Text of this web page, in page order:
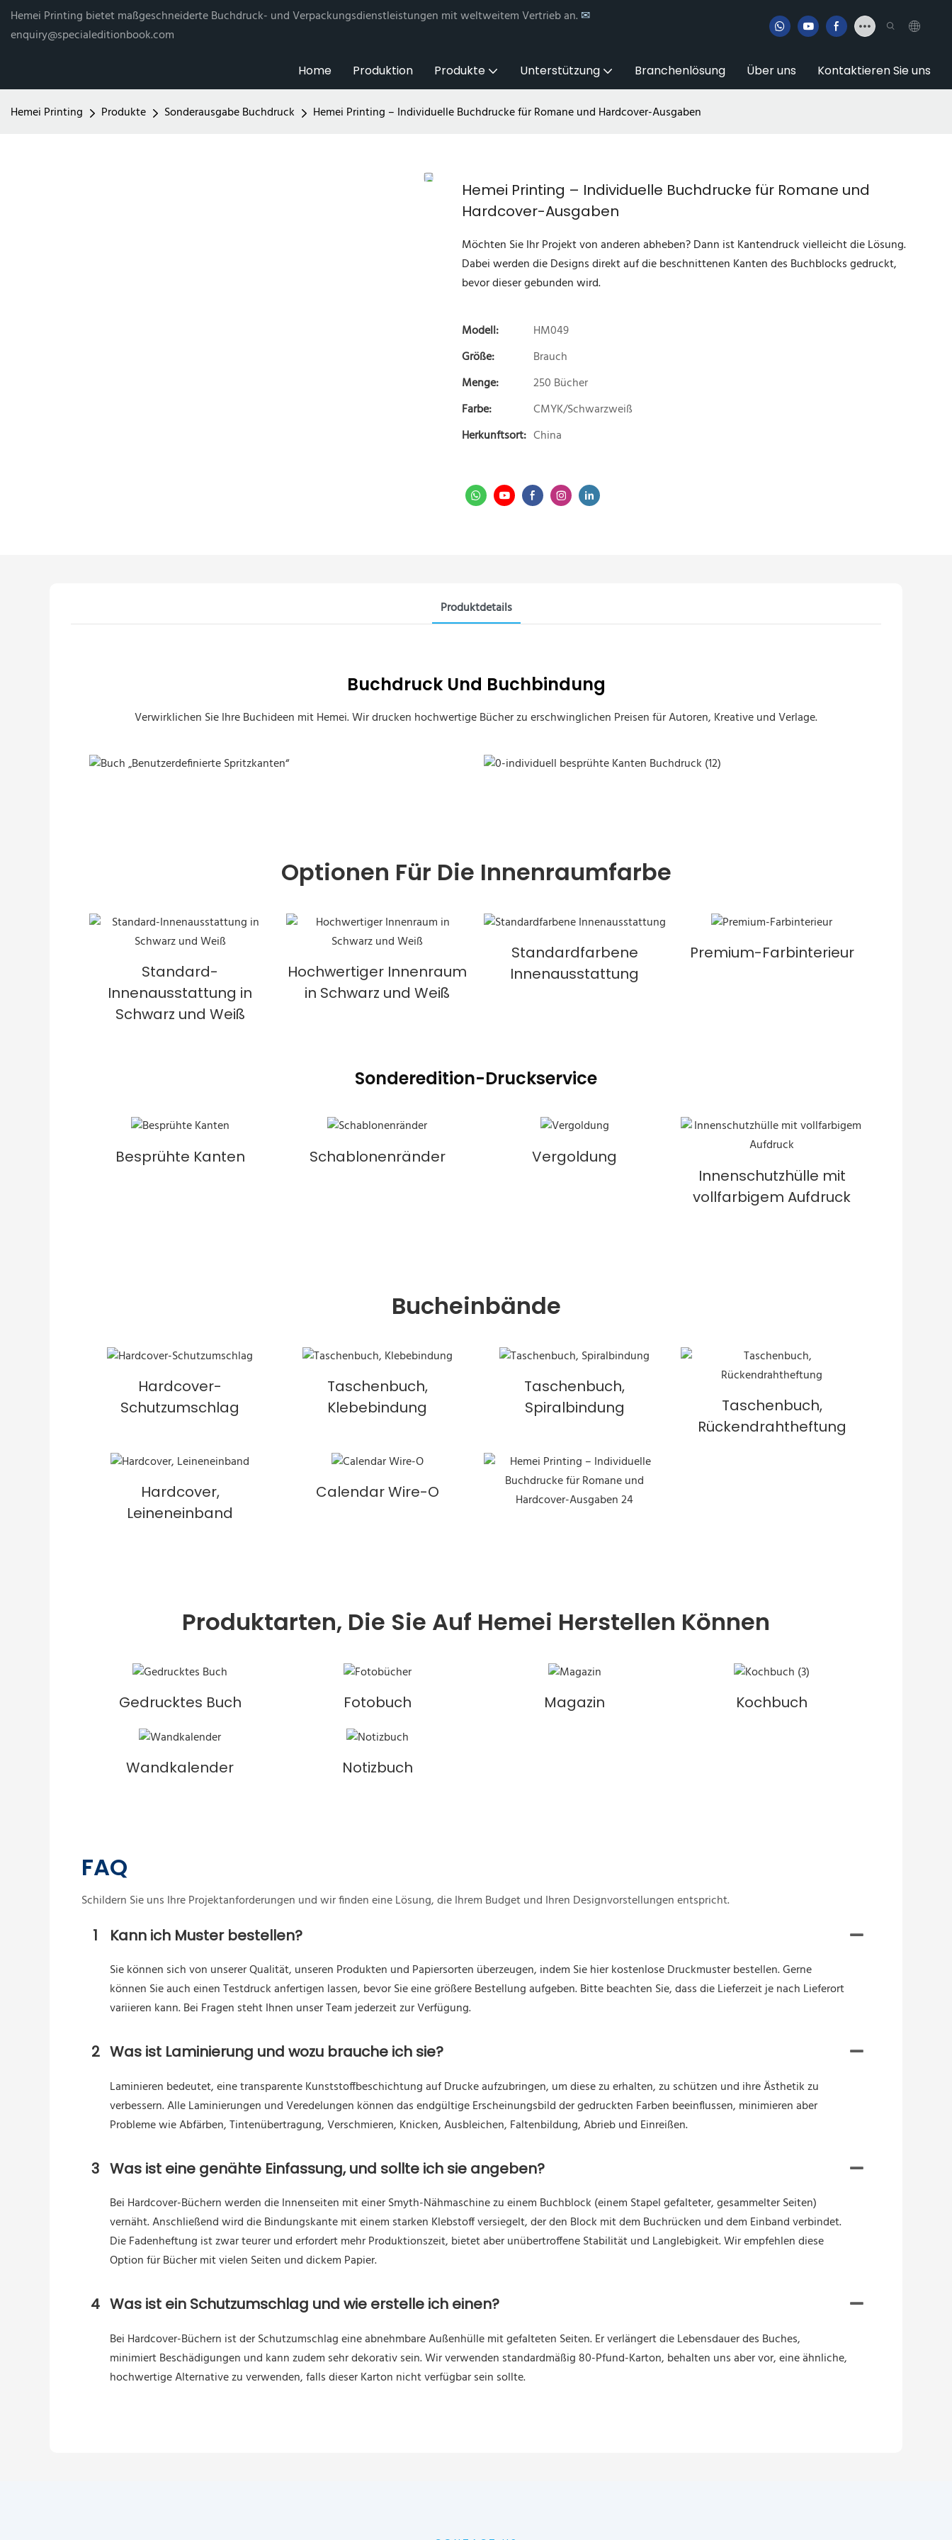
Hemei Printing bietet maßgeschneiderte Buchdruck- und Verpackungsdienstleistungen mit weltweitem Vertrieb an. ✉
enquiry@specialeditionbook.com
Home Produktion Produkte Unterstützung Branchenlösung Über uns Kontaktieren Sie uns
Hemei Printing Produkte Sonderausgabe Buchdruck Hemei Printing – Individuelle Buchdrucke für Romane und Hardcover-Ausgaben
Hemei Printing – Individuelle Buchdrucke für Romane und
Hardcover-Ausgaben
Möchten Sie Ihr Projekt von anderen abheben? Dann ist Kantendruck vielleicht die Lösung.
Dabei werden die Designs direkt auf die beschnittenen Kanten des Buchblocks gedruckt,
bevor dieser gebunden wird.
Modell:
HM049
Größe:
Brauch
Menge:
250 Bücher
Farbe:
CMYK/Schwarzweiß
Herkunftsort: China
Produktdetails
Buchdruck Und Buchbindung
Verwirklichen Sie Ihre Buchideen mit Hemei. Wir drucken hochwertige Bücher zu erschwinglichen Preisen für Autoren, Kreative und Verlage.
Optionen Für Die Innenraumfarbe
Standard-
Innenausstattung in
Schwarz und Weiß
Hochwertiger Innenraum
in Schwarz und Weiß
Standardfarbene
Innenausstattung
Premium-Farbinterieur
Sonderedition-Druckservice
Besprühte Kanten Schablonenränder
Vergoldung
Innenschutzhülle mit
vollfarbigem Aufdruck
Bucheinbände
Hardcover-
Schutzumschlag
Taschenbuch,
Klebebindung
Taschenbuch,
Spiralbindung
Taschenbuch,
Rückendrahtheftung
Hardcover,
Leineneinband
Calendar Wire-O
Produktarten, Die Sie Auf Hemei Herstellen Können
Gedrucktes Buch Fotobuch Magazin Kochbuch
Wandkalender Notizbuch
FAQ
Schildern Sie uns Ihre Projektanforderungen und wir finden eine Lösung, die Ihrem Budget und Ihren Designvorstellungen entspricht.
1 Kann ich Muster bestellen?
Sie können sich von unserer Qualität, unseren Produkten und Papiersorten überzeugen, indem Sie hier kostenlose Druckmuster bestellen. Gerne
können Sie auch einen Testdruck anfertigen lassen, bevor Sie eine größere Bestellung aufgeben. Bitte beachten Sie, dass die Lieferzeit je nach Lieferort
variieren kann. Bei Fragen steht Ihnen unser Team jederzeit zur Verfügung.
2 Was ist Laminierung und wozu brauche ich sie?
Laminieren bedeutet, eine transparente Kunststoffbeschichtung auf Drucke aufzubringen, um diese zu erhalten, zu schützen und ihre Ästhetik zu
verbessern. Alle Laminierungen und Veredelungen können das endgültige Erscheinungsbild der gedruckten Farben beeinflussen, minimieren aber
Probleme wie Abfärben, Tintenübertragung, Verschmieren, Knicken, Ausbleichen, Faltenbildung, Abrieb und Einreißen.
3 Was ist eine genähte Einfassung, und sollte ich sie angeben?
Bei Hardcover-Büchern werden die Innenseiten mit einer Smyth-Nähmaschine zu einem Buchblock (einem Stapel gefalteter, gesammelter Seiten)
vernäht. Anschließend wird die Bindungskante mit einem starken Klebstoff versiegelt, der den Block mit dem Buchrücken und dem Einband verbindet.
Die Fadenheftung ist zwar teurer und erfordert mehr Produktionszeit, bietet aber unübertroffene Stabilität und Langlebigkeit. Wir empfehlen diese
Option für Bücher mit vielen Seiten und dickem Papier.
4 Was ist ein Schutzumschlag und wie erstelle ich einen?
Bei Hardcover-Büchern ist der Schutzumschlag eine abnehmbare Außenhülle mit gefalteten Seiten. Er verlängert die Lebensdauer des Buches,
minimiert Beschädigungen und kann zudem sehr dekorativ sein. Wir verwenden standardmäßig 80-Pfund-Karton, behalten uns aber vor, eine ähnliche,
hochwertige Alternative zu verwenden, falls dieser Karton nicht verfügbar sein sollte.